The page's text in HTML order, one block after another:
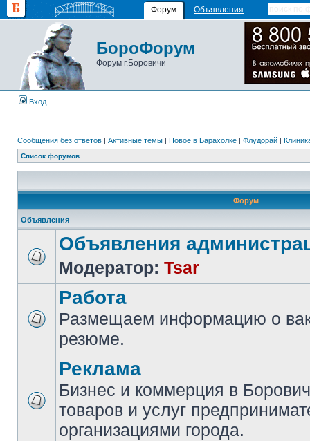
Форум Объявления
БороФорум
Форум г.Боровичи
Вход
Сообщения без ответов | Активные темы | Новое в Барахолке | Флудорай |
Список форумов
Форум
Объявления
Объявления
Модератор: Tsar
Работа
Размещаем информацию о
резюме.
Реклама
Бизнес и коммерция в
товаров и услуг
организациями города.